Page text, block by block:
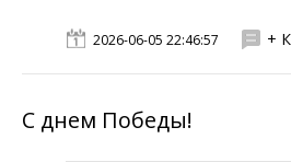
2026-06-05 22:46:57 +
C днем Победы!